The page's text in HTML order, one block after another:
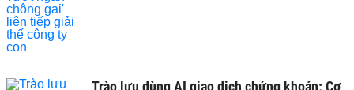
Trào lưu dùng AI giao dịch chứng khoán: Cơ